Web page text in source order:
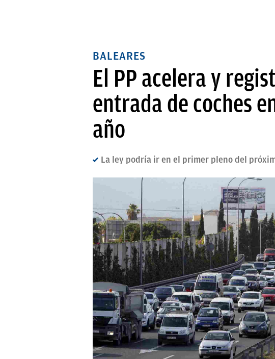
BALEARES
El PP acelera y
entrada de coches
año
La ley podría ir en el primer pleno del